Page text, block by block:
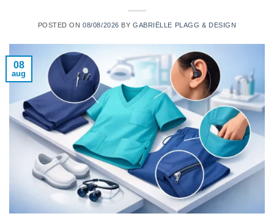
POSTED ON08/08/2026 BY GABRIËLLE PLAGG & DESIGN
08
aug